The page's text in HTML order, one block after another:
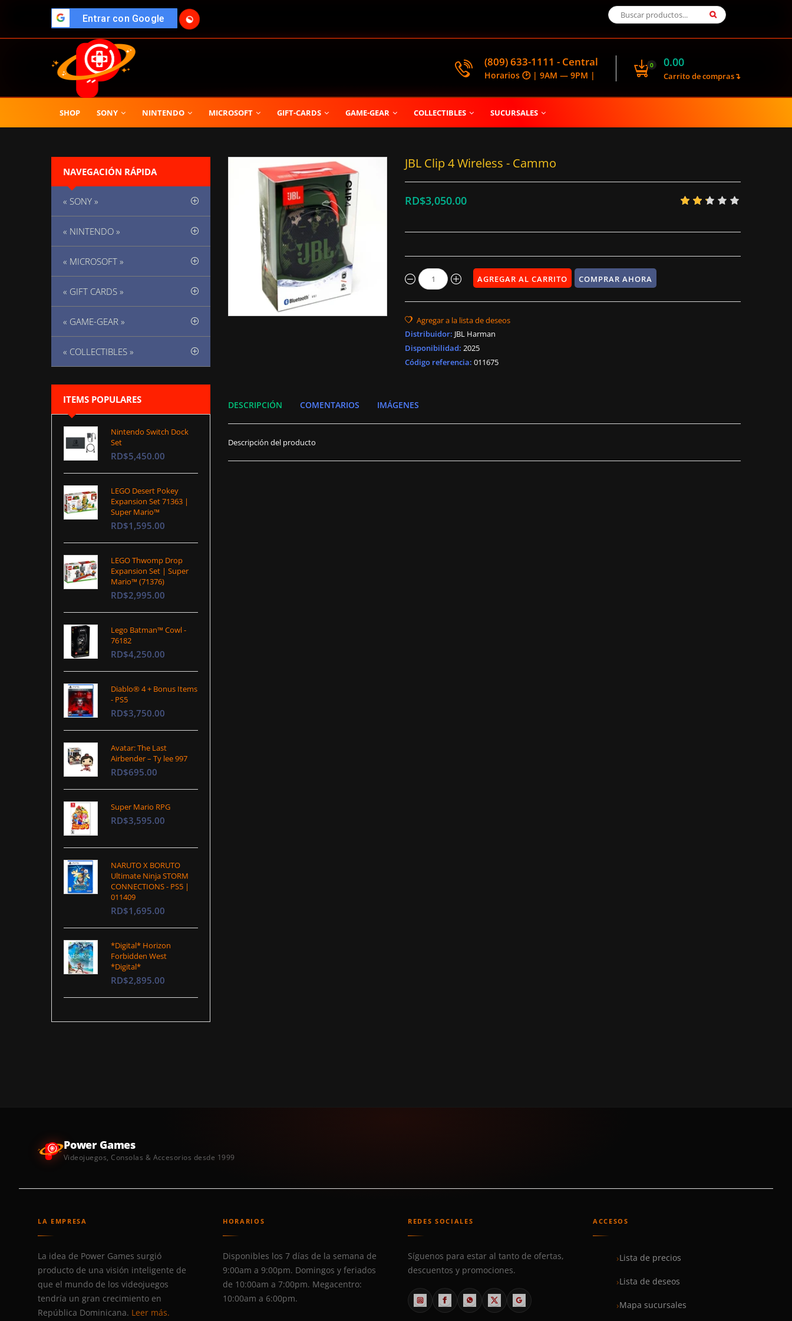
Entrar con Google 🌓
(809) 633-1111 - Central
Horarios 🕑 | 9AM — 9PM |
0 0.00
Carrito de compras↴
SHOP SONY NINTENDO MICROSOFT GIFT-CARDS GAME-GEAR COLLECTIBLES SUCURSALES
JBL Clip 4 Wireless - Cammo
RD$3,050.00
Distribuidor: JBL Harman
Disponibilidad: 2025
Código referencia: 011675
DESCRIPCIÓN COMENTARIOS IMÁGENES
Descripción del producto
NAVEGACIÓN RÁPIDA
« SONY »
« NINTENDO »
« MICROSOFT »
« GIFT CARDS »
« GAME-GEAR »
« COLLECTIBLES »
ITEMS POPULARES
Nintendo Switch Dock
Set
RD$5,450.00
LEGO Desert Pokey
Expansion Set 71363 |
Super Mario™
RD$1,595.00
LEGO Thwomp Drop
Expansion Set | Super
Mario™ (71376)
RD$2,995.00
Lego Batman™ Cowl -
76182
RD$4,250.00
Diablo® 4 + Bonus Items
- PS5
RD$3,750.00
Avatar: The Last
Airbender – Ty lee 997
RD$695.00
Super Mario RPG
RD$3,595.00
NARUTO X BORUTO
Ultimate Ninja STORM
CONNECTIONS - PS5 |
011409
RD$1,695.00
*Digital* Horizon
Forbidden West
*Digital*
RD$2,895.00
Power Games
Videojuegos, Consolas & Accesorios desde 1999
LA EMPRESA
La idea de Power Games surgió
producto de una visión inteligente de
que el mundo de los videojuegos
tendría un gran crecimiento en
República Dominicana. Leer más.
HORARIOS
Disponibles los 7 días de la semana de
9:00am a 9:00pm. Domingos y feriados
de 10:00am a 7:00pm. Megacentro:
10:00am a 6:00pm.
REDES SOCIALES
Síguenos para estar al tanto de ofertas,
descuentos y promociones.
ACCESOS
Lista de precios
Lista de deseos
Mapa sucursales